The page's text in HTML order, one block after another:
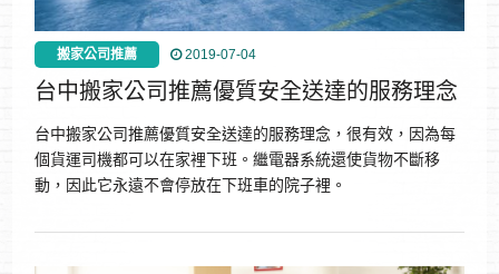
搬家公司推薦 2019-07-04
台中搬家公司推薦優質安全送達的服務理念
台中搬家公司推薦優質安全送達的服務理念，很有效，因為每
個貨運司機都可以在家裡下班。繼電器系統還使貨物不斷移
動，因此它永遠不會停放在下班車的院子裡。